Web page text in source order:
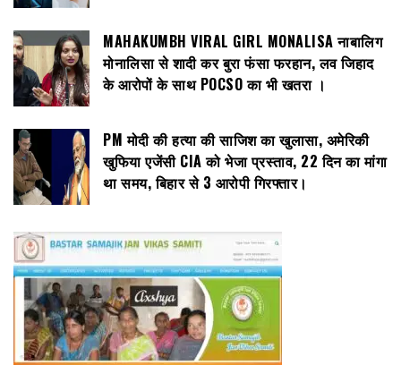
MAHAKUMBH VIRAL GIRL MONALISA नाबालिग
मोनालिसा से शादी कर बुरा फंसा फरहान, लव जिहाद
के आरोपों के साथ POCSO का भी खतरा ।
PM मोदी की हत्या की साजिश का खुलासा, अमेरिकी
खुफिया एजेंसी CIA को भेजा प्रस्ताव, 22 दिन का मांगा
था समय, बिहार से 3 आरोपी गिरफ्तार।